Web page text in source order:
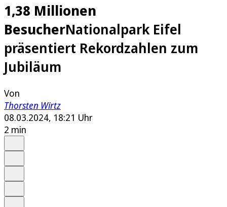
1,38 Millionen
BesucherNationalpark Eifel
präsentiert Rekordzahlen zum
Jubiläum
Von
Thorsten Wirtz
08.03.2024, 18:21 Uhr
2 min